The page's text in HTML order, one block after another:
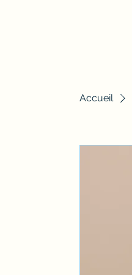
Accueil